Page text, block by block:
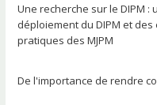
Une recherche sur le DIPM
déploiement du DIPM et
pratiques des MJPM
De l'importance de rendre